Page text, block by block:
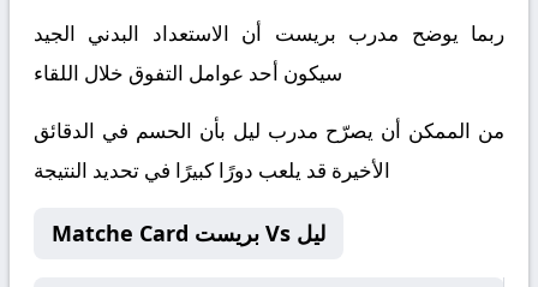
ربما يوضح مدرب بريست أن الاستعداد البدني الجيد
سيكون أحد عوامل التفوق خلال اللقاء
من الممكن أن يصرّح مدرب ليل بأن الحسم في الدقائق
الأخيرة قد يلعب دورًا كبيرًا في تحديد النتيجة
Matche Card بريست Vs ليل